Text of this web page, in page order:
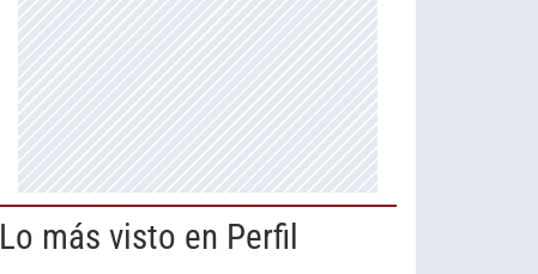
Lo más visto en Perfil